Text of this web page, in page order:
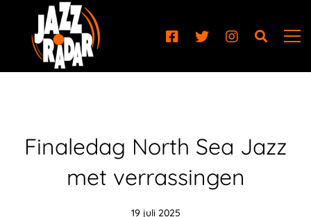
Finaledag North Sea Jazz
met verrassingen
19 juli 2025